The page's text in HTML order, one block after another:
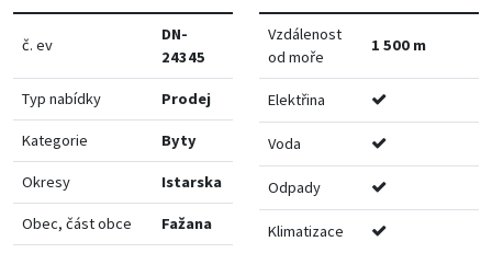
č. ev
DN-
24345
Typ nabídky Prodej
Kategorie Byty
Okresy Istarska
Obec, část obce Fažana
Vzdálenost
od moře
1 500 m
Elektřina
Voda
Odpady
Klimatizace